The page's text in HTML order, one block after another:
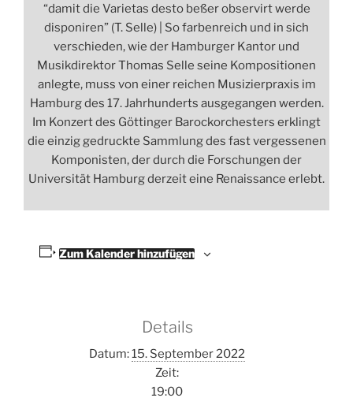
“damit die Varietas desto beßer observirt werde
disponiren” (T. Selle) | So farbenreich und in sich
verschieden, wie der Hamburger Kantor und
Musikdirektor Thomas Selle seine Kompositionen
anlegte, muss von einer reichen Musizierpraxis im
Hamburg des 17. Jahrhunderts ausgegangen werden.
Im Konzert des Göttinger Barockorchesters erklingt
die einzig gedruckte Sammlung des fast vergessenen
Komponisten, der durch die Forschungen der
Universität Hamburg derzeit eine Renaissance erlebt.
Zum Kalender hinzufügen
Details
Datum:15. September 2022
Zeit:
19:00